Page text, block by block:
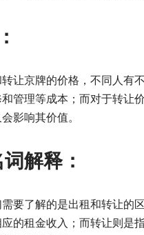
让京牌的价格，不同人有
管理等成本；而对于转让
影响其价值。
解释：
要了解的是出租和转让的
的租金收入；而转让则是